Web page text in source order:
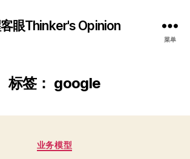
眼Thinker's Opinion
菜单
标签： google
分
业务模型